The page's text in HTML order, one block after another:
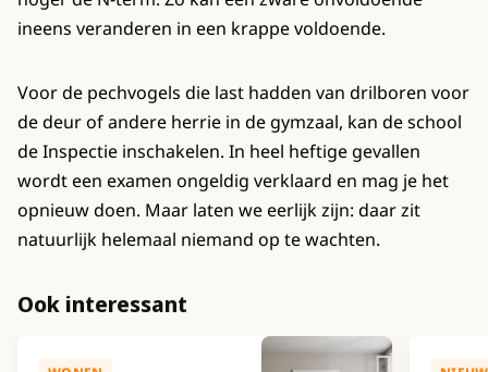
ineens veranderen in een krappe voldoende.
Voor de pechvogels die last hadden van drilboren voor
de deur of andere herrie in de gymzaal, kan de school
de Inspectie inschakelen. In heel heftige gevallen
wordt een examen ongeldig verklaard en mag je het
opnieuw doen. Maar laten we eerlijk zijn: daar zit
natuurlijk helemaal niemand op te wachten.
Ook interessant